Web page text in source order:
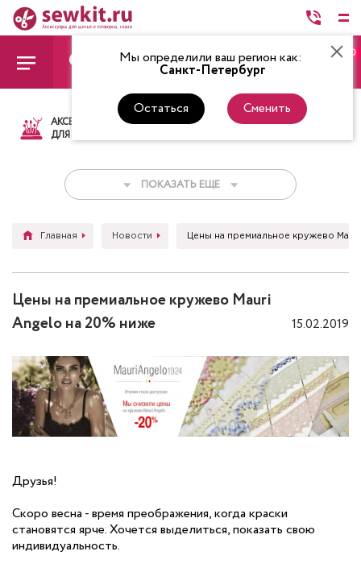
Мы определили ваш регион как:
Санкт-Петербург
Остаться Сменить
0
АКСЕССУАРЫ
ДЛЯ ШИТЬЯ
ТКАНИ НИТКИ
ПОКАЗАТЬ ЕЩЕ
Главная Новости Цены на премиальное кружево
Цены на премиальное кружево Mauri
Angelo на 20% ниже
15.02.2019
Друзья!
Скоро весна - время преображения, когда краски
становятся ярче. Хочется выделиться, показать свою
индивидуальность.